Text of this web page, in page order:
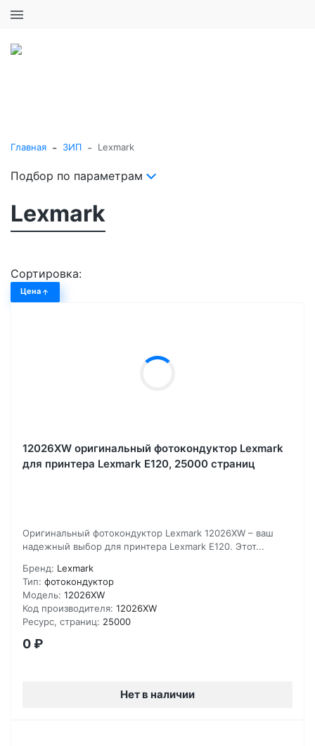
Главная - ЗИП - Lexmark
Подбор по параметрам
Lexmark
Сортировка:
Цена
12026XW оригинальный фотокондуктор Lexmark
для принтера Lexmark E120, 25000 страниц
Оригинальный фотокондуктор Lexmark 12026XW – ваш
надежный выбор для принтера Lexmark E120. Этот...
Бренд: Lexmark
Тип: фотокондуктор
Модель: 12026XW
Код производителя: 12026XW
Ресурс, страниц: 25000
0₽
Нет в наличии